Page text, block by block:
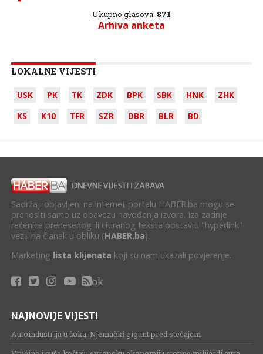
Ukupno glasova: 871
Arhiva anketa
LOKALNE VIJESTI
USK PK TK ZDK BPK SBK HNK
ZHK
KS
K10 TFR SZR DBR BLR BD
Sadržaji objavljeni na internet portalu HABER.ba mogu se
prenositi samo uz obavezu navođenja izvora. Iza zadnje
rečenice prenesenog ili citiranog teksta postaviti "hyperlink"
vezu na članak u obliku (HABER.ba).
Marketing lista klijenata koji su nam ukazali povjerenje.
ok
NAJNOVIJE VIJESTI
Autoindustrija u šoku: Njemački gigant pred stečajem